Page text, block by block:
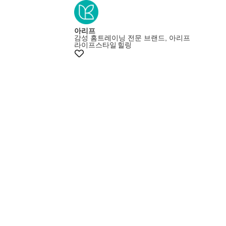
아리프
감성 홈트레이닝 전문 브랜드, 아리프
라이프스타일 힐링